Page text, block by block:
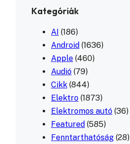
Kategóriák
AI (186)
Android (1636)
Apple (460)
Audió (79)
Cikk (844)
Elektro (1873)
Elektromos autó (36)
Featured (585)
Fenntarthatóság (28)